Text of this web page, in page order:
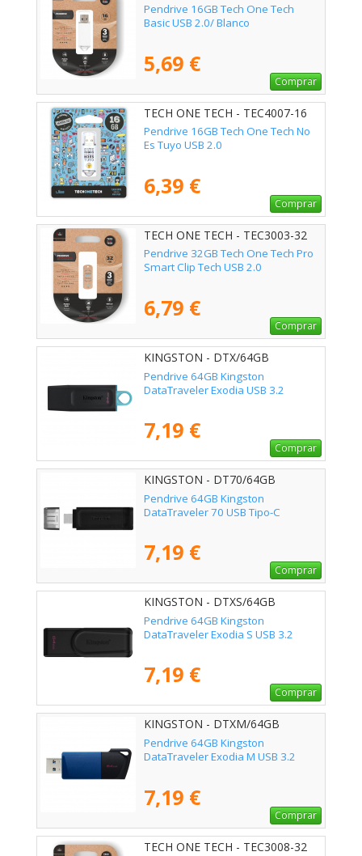
Pendrive 16GB Tech One Tech
Basic USB 2.0/ Blanco
5,69 €
Comprar
TECH ONE TECH - TEC4007-16
Pendrive 16GB Tech One Tech No
Es Tuyo USB 2.0
6,39 €
Comprar
TECH ONE TECH - TEC3003-32
Pendrive 32GB Tech One Tech Pro
Smart Clip Tech USB 2.0
6,79 €
Comprar
KINGSTON - DTX/64GB
Pendrive 64GB Kingston
DataTraveler Exodia USB 3.2
7,19 €
Comprar
KINGSTON - DT70/64GB
Pendrive 64GB Kingston
DataTraveler 70 USB Tipo-C
7,19 €
Comprar
KINGSTON - DTXS/64GB
Pendrive 64GB Kingston
DataTraveler Exodia S USB 3.2
7,19 €
Comprar
KINGSTON - DTXM/64GB
Pendrive 64GB Kingston
DataTraveler Exodia M USB 3.2
7,19 €
Comprar
TECH ONE TECH - TEC3008-32